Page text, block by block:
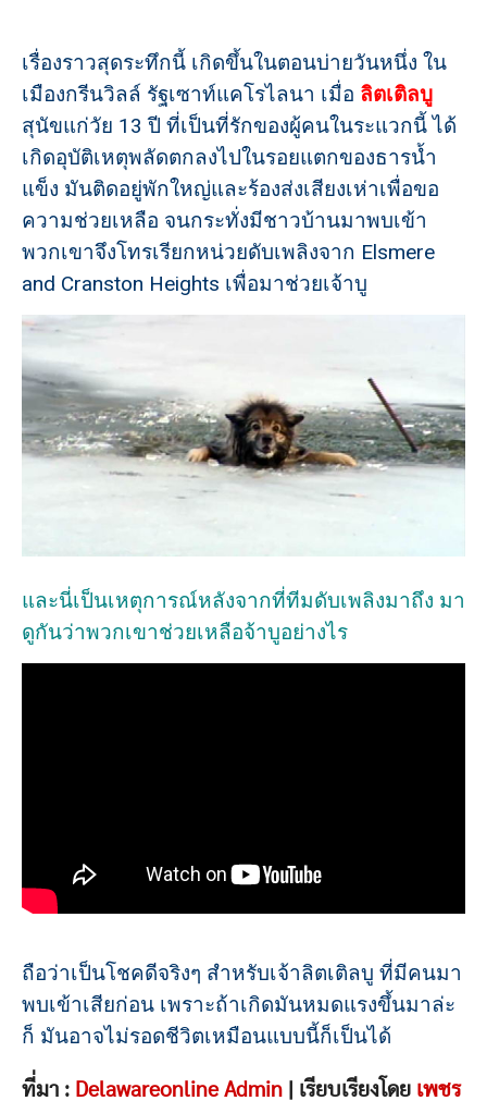
เรื่องราวสุดระทึกนี้ เกิดขึ้นในตอนบ่ายวันหนึ่ง ใน
เมืองกรีนวิลล์ รัฐเซาท์แคโรไลนา เมื่อ ลิตเติลบู
สุนัขแก่วัย 13 ปี ที่เป็นที่รักของผู้คนในระแวกนี้ ได้
เกิดอุบัติเหตุพลัดตกลงไปในรอยแตกของธารน้ำ
แข็ง มันติดอยู่พักใหญ่และร้องส่งเสียงเห่าเพื่อขอ
ความช่วยเหลือ จนกระทั่งมีชาวบ้านมาพบเข้า
พวกเขาจึงโทรเรียกหน่วยดับเพลิงจาก Elsmere
and Cranston Heights เพื่อมาช่วยเจ้าบู
และนี่เป็นเหตุการณ์หลังจากที่ทีมดับเพลิงมาถึง มา
ดูกันว่าพวกเขาช่วยเหลือจ้าบูอย่างไร
ถือว่าเป็นโชคดีจริงๆ สำหรับเจ้าลิตเติลบู ที่มีคนมา
พบเข้าเสียก่อน เพราะถ้าเกิดมันหมดแรงขึ้นมาล่ะ
ก็ มันอาจไม่รอดชีวิตเหมือนแบบนี้ก็เป็นได้
ที่มา : Delawareonline Admin | เรียบเรียงโดย เพชร